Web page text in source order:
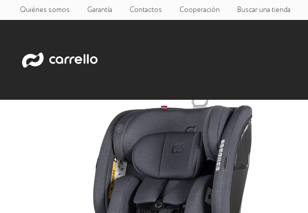
Quiénes somos Garantía Contactos Cooperación Buscar una tienda